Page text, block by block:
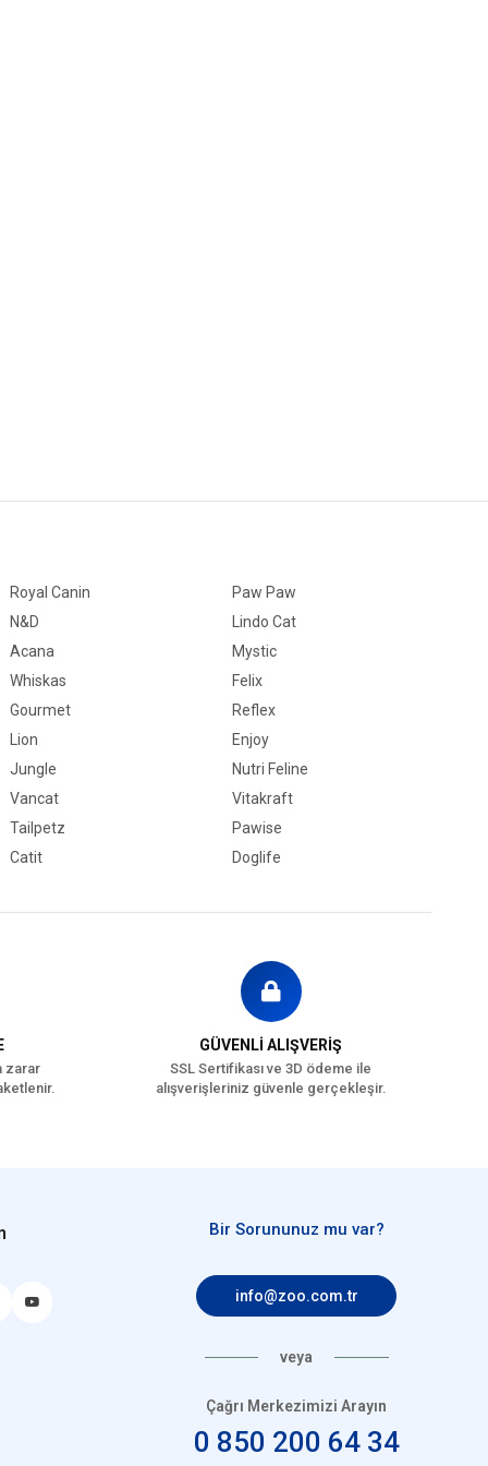
Royal Canin
Paw Paw
N&D
Lindo Cat
Acana
Mystic
Whiskas
Felix
Gourmet
Reflex
Lion
Enjoy
Jungle
Nutri Feline
Vancat
Vitakraft
Tailpetz
Pawise
Catit Doglife
zarar
GÜVENLİ ALIŞVERİŞ
SSL Sertifikası ve 3D ödeme ile
alışverişleriniz güvenle gerçekleşir.
Bir Sorununuz mu var?
info@zoo.com.tr
veya
Çağrı Merkezimizi Arayın
0 850 200 64 34